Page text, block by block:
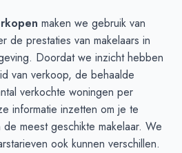
€ 3.280
€ 3.181
€ 3.082
€ 3.039
€ 2.946
€ 2.587
maken we gebruik van
de prestaties van makelaars in
Doordat we inzicht hebben
van verkoop, de behaalde
verkochte woningen per
informatie inzetten om je te
meest geschikte makelaar. We
ook kunnen verschillen.